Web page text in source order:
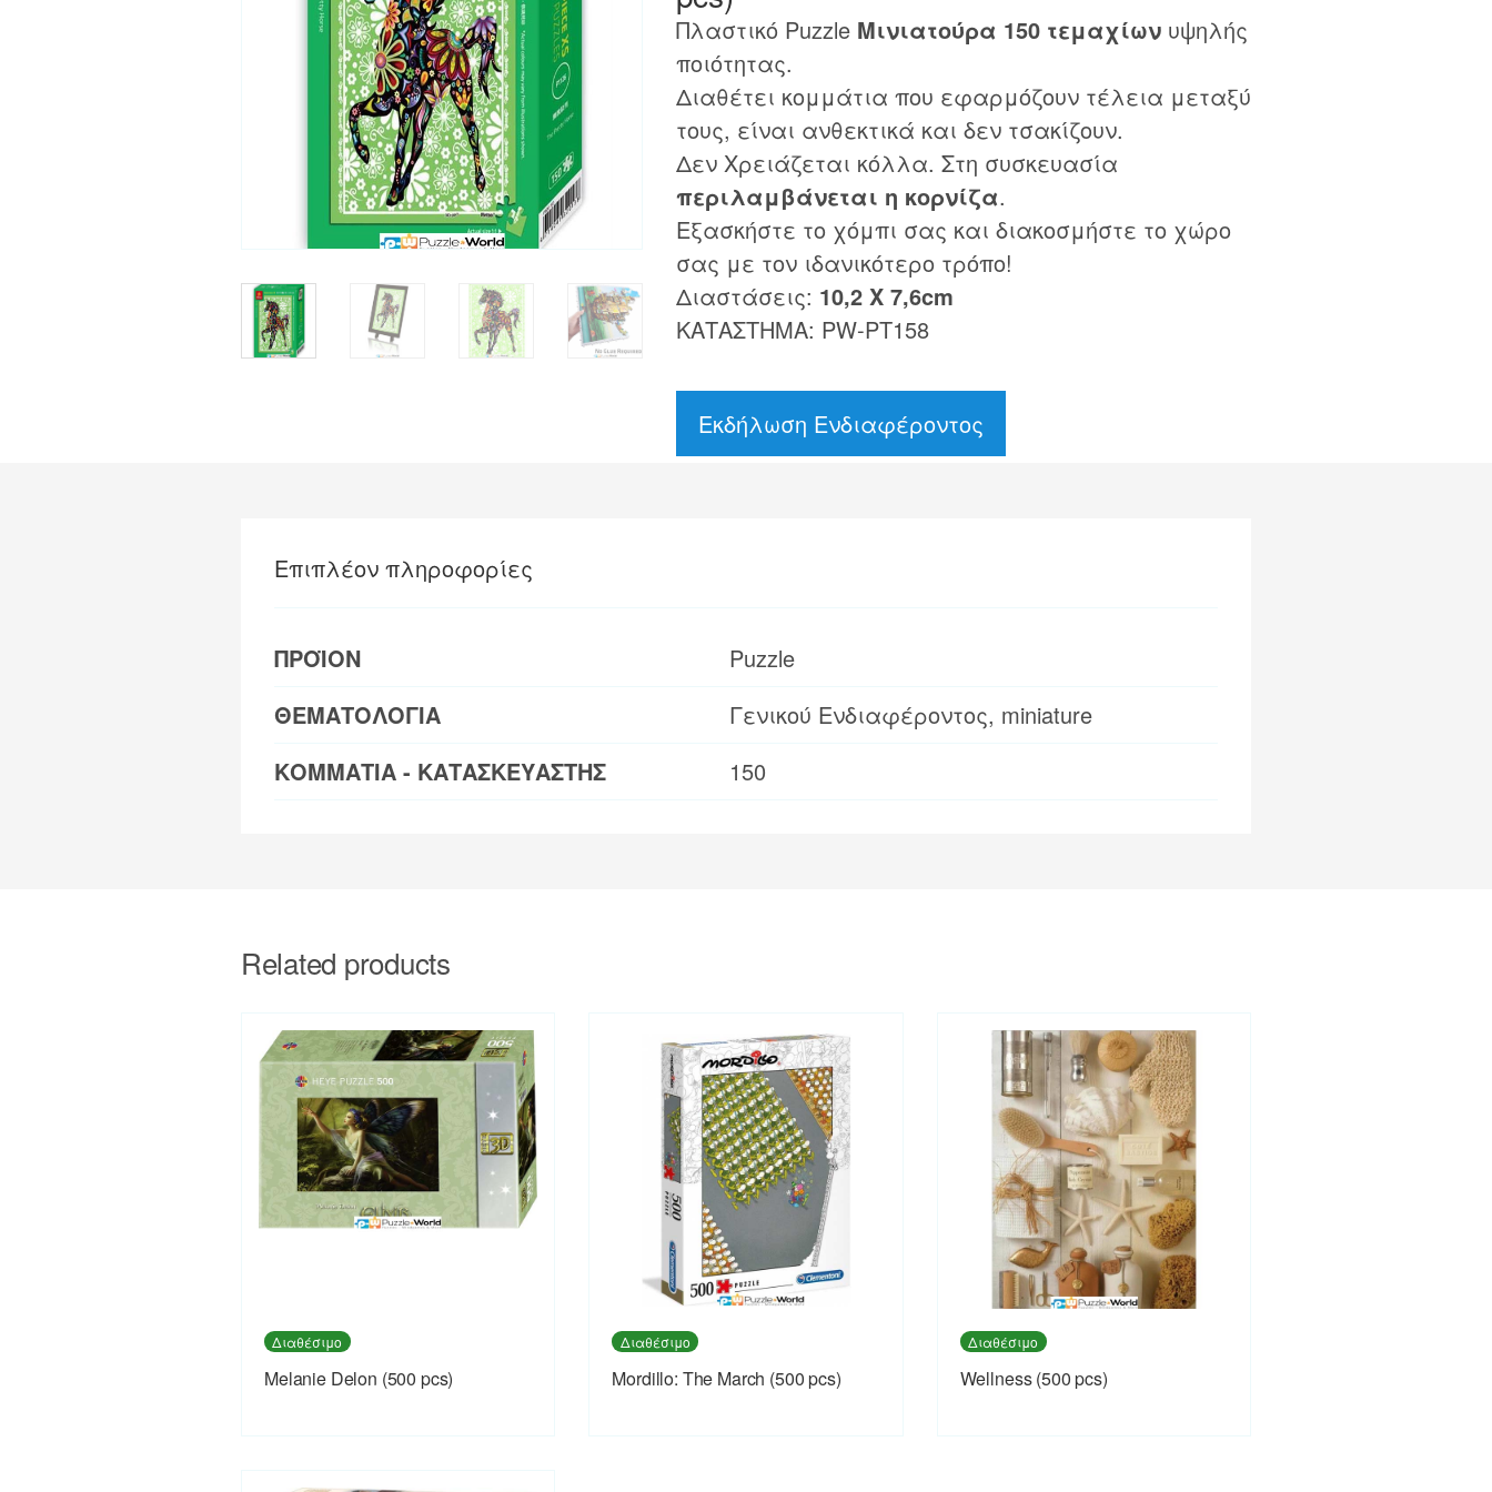
Πλαστικό Puzzle Μινιατούρα 150 τεμαχίωνυψηλής
ποιότητας.
Διαθέτει κομμάτια που εφαρμόζουν τέλεια μεταξύ
τους, είναι ανθεκτικά και δεν τσακίζουν.
Δεν Χρειάζεται κόλλα. Στη συσκευασία
περιλαμβάνεται η κορνίζα.
Εξασκήστε το χόμπι σας και διακοσμήστε το χώρο
σας με τον ιδανικότερο τρόπο!
Διαστάσεις: 10,2 Χ 7,6cm
ΚΑΤΑΣΤΗΜΑ: PW-PT158
Εκδήλωση Ενδιαφέροντος
Επιπλέον πληροφορίες
ΠΡΟΪΟΝ
Puzzle
ΘΕΜΑΤΟΛΟΓΙΑ
Γενικού Ενδιαφέροντος, miniature
ΚΟΜΜΑΤΙΑ - ΚΑΤΑΣΚΕΥΑΣΤΗΣ
150
Related products
Διαθέσιμο
Melanie Delon (500 pcs)
Διαθέσιμο
Mordillo: The March (500 pcs)
Διαθέσιμο
Wellness (500 pcs)